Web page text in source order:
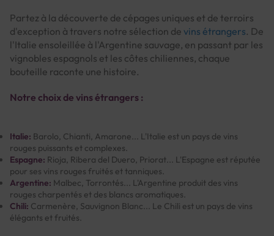
Partez à la découverte de cépages uniques et de terroirs
d'exception à travers notre sélection de vins étrangers. De
l'Italie ensoleillée à l'Argentine sauvage, en passant par les
vignobles espagnols et les côtes chiliennes, chaque
bouteille raconte une histoire.
Notre choix de vins étrangers :
Italie: Barolo, Chianti, Amarone... L'Italie est un pays de vins
rouges puissants et complexes.
Espagne: Rioja, Ribera del Duero, Priorat... L'Espagne est réputée
pour ses vins rouges fruités et tanniques.
Argentine: Malbec, Torrontés... L'Argentine produit des vins
rouges charpentés et des blancs aromatiques.
Chili: Carmenère, Sauvignon Blanc... Le Chili est un pays de vins
élégants et fruités.